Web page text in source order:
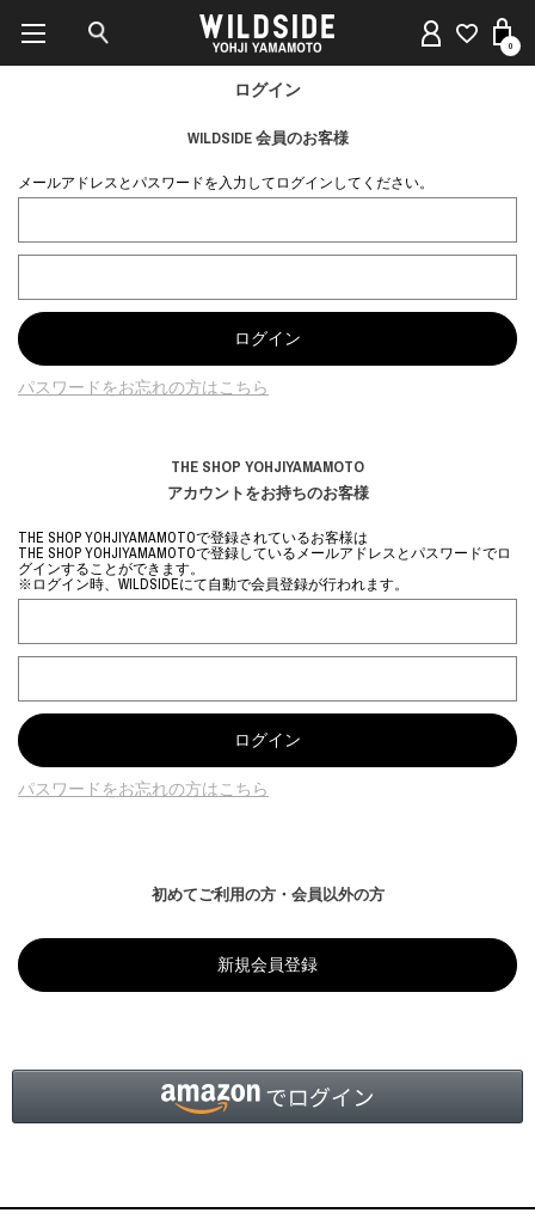
0
ログイン
WILDSIDE 会員のお客様
メールアドレスとパスワードを入力してログインしてください。
パスワードをお忘れの方はこちら
THE SHOP YOHJIYAMAMOTO
アカウントをお持ちのお客様
THE SHOP YOHJIYAMAMOTOで登録されているお客様は
THE SHOP YOHJIYAMAMOTOで登録しているメールアドレスとパスワードでロ
グインすることができます。
※ログイン時、WILDSIDEにて自動で会員登録が行われます。
パスワードをお忘れの方はこちら
初めてご利用の方・会員以外の方